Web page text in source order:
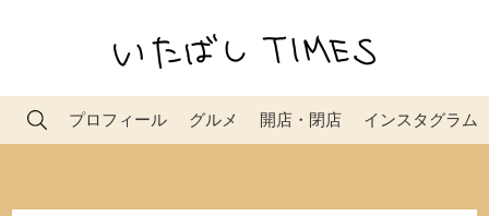
プロフィール グルメ 開店・閉店 インスタグラム